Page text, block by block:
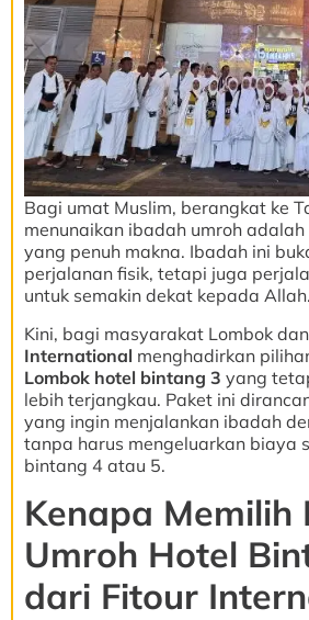
Bagi umat Muslim, berangkat ke
menunaikan ibadah umroh
yang penuh makna. Ibadah ini
perjalanan fisik, tetapi juga
untuk semakin dekat kepada Allah.
Kini, bagi masyarakat Lombok
International menghadirkan
Lombok hotel bintang 3 yang
lebih terjangkau. Paket ini
yang ingin menjalankan ibadah
tanpa harus mengeluarkan biaya
bintang 4 atau 5.
Kenapa Memilih
Umroh Hotel
dari Fitour